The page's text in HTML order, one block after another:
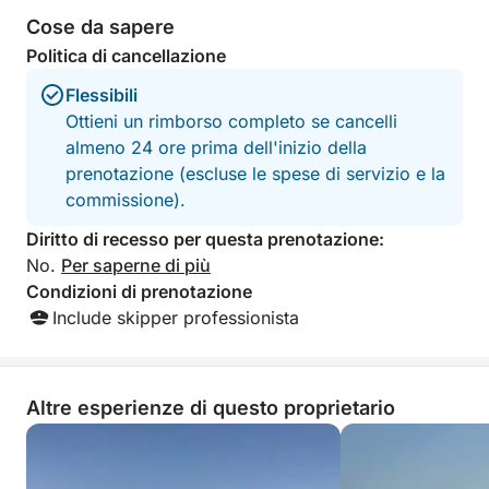
e vivere una giornata immersi nella natura.
Cose da sapere
Politica di cancellazione
Flessibili
Ottieni un rimborso completo se cancelli
almeno 24 ore prima dell'inizio della
prenotazione (escluse le spese di servizio e la
commissione).
Diritto di recesso per questa prenotazione:
No. Per saperne di più
Condizioni di prenotazione
Include skipper professionista
Altre esperienze di questo proprietario